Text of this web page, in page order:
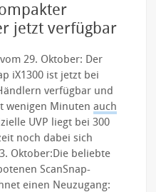
jetzt verfügbar
29. Oktober: Der
iX1300 ist jetzt bei
verfügbar und
wenigen Minutenauch
UVP liegt bei 300
noch dabei sich
Oktober:Die beliebte
ScanSnap-
einen Neuzugang: